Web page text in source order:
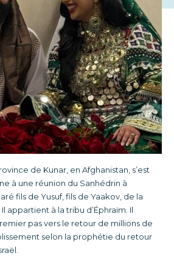
de Kunar, en Afghanistan, s’est
à une réunion du Sanhédrin à
fils de Yusuf, fils de Yaakov, de la
appartient à la tribu d’Éphraïm. Il
pas vers le retour de millions de
selon la prophétie du retour